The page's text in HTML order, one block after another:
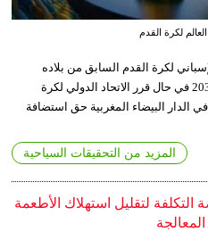
لكرة القدم
لكرة القدم السابق من بلاده
الانسحاب من استضافة كأس العالم 2030 في حال قرر الاتحاد الدولي لكرة
الدار البيضاء المغربية حق استضافة
المزيد من التحقيقات السياحية
التكلفة لتقليل استهلاك الأطعمة